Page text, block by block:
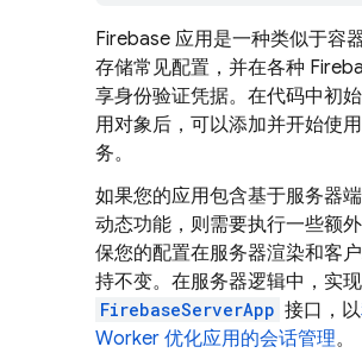
Firebase 应用是一种类似于容
存储常见配置，并在各种
享身份验证凭据。在代码中初
用对象后，可以添加并开始使
务。
如果您的应用包含基于服务器
动态功能，则需要执行一些额
保您的配置在服务器渲染和客
持不变。在服务器逻辑中，实现
FirebaseServerApp 接口，以
Worker 优化应用的会话管理。